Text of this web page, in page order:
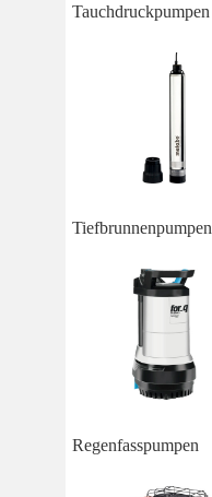
Tauchdruckpumpen
Tiefbrunnenpumpen
Regenfasspumpen